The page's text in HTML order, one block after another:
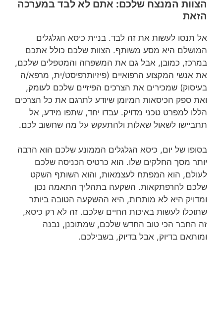
הצוות המנצח שלכם: אתם לא לבד במערכה
הזאת
אל תנסו לעשות את זה לבד. בניית כיסא הגלגלים
המושלם היא מסע משותף. הצוות שלכם כולל אתכם
במרכז, כמובן, אבל גם את המשפחה והמטפלים שלכם,
את אנשי המקצוע הרפואיים (פיזיותרפיסט/ית, מרפא/ה
בעיסוק) שמכירים את הצרכים הפיזיים שלכם לעומק,
ואת ספק הכיסאות המיומן שיודע לתרגם את כל הצרכים
הללו למפרט טכני מדויק. עבדו יחד, שתפו מידע, אל
תתביישו לשאול שאלות ולהתעקש על מה שחשוב לכם.
בסופו של יום, כיסא הגלגלים הממונע שלכם הוא הרבה
יותר מסך החלקים שלו. הוא כרטיס הכניסה שלכם
לעולם, הוא המפתח לעצמאות, והוא השותף השקט
שלכם להרפתקאות. השקעה בתהליך התאמה נכון
ומדויק היא לא מותרות, היא ההשקעה הטובה ביותר
שתוכלו לעשות באיכות החיים שלכם. זה לא רק כיסא,
זה החבר הכי טוב החדש שלכם, שמתוכנן, נבנה
ומותאם בדיוק, אבל בדיוק, בשבילכם.